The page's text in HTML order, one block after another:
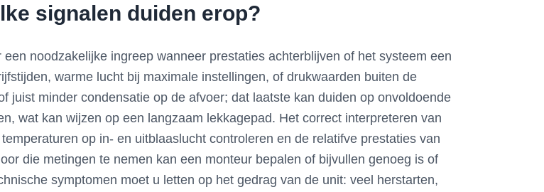
signalen duiden erop?
noodzakelijke ingreep wanneer prestaties achterblijven of het systeem een
warme lucht bij maximale instellingen, of drukwaarden buiten de
juist minder condensatie op de afvoer; dat laatste kan duiden op onvoldoende
wat kan wijzen op een langzaam lekkagepad. Het correct interpreteren van
op in- en uitblaaslucht controleren en de relatifve prestaties van
die metingen te nemen kan een monteur bepalen of bijvullen genoeg is of
symptomen moet u letten op het gedrag van de unit: veel herstarten,